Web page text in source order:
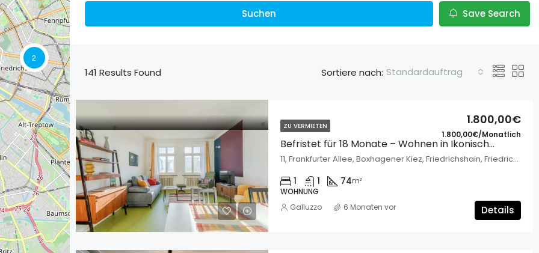
2
Suchen Save Search
141 Results Found Sortiere nach: Standardauftrag
ZU VERMIETEN
Befristet für 18 Monate – Wohnen in Ikonische Gebäude
1.800,00€
1.800,00€/Monatlich
11, Frankfurter Allee, Boxhagener Kiez, Friedrichshain, Friedrichshain-Kreuzberg, Berlin, 10247, Deutschland
1 1 74m²
WOHNUNG
Details
Galluzzo 6 Monaten vor